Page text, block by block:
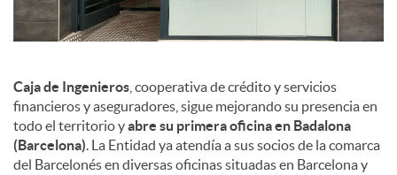
s
S
o
Caja de Ingenieros , cooperativa de crédito y servicios
financieros y aseguradores, sigue mejorando su presencia en
todo el territorio yabre su primera oficina en Badalona
(Barcelona). La Entidad ya atendía a sus socios de la comarca
del Barcelonés en diversas oficinas situadas en Barcelona y